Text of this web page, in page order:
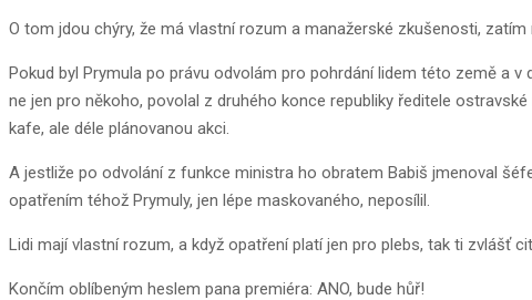
O tom jdou chýry, že má vlastní rozum a manažerské zkušenosti,
Pokud byl Prymula po právu odvolám pro pohrdání lidem této země a
ne jen pro někoho, povolal z druhého konce republiky ředitele
kafe, ale déle plánovanou akci.
A jestliže po odvolání z funkce ministra ho obratem Babiš jmenoval
opatřením téhož Prymuly, jen lépe maskovaného, neposílil.
Lidi mají vlastní rozum, a když opatření platí jen pro plebs, tak ti zvlášť
Končím oblíbeným heslem pana premiéra: ANO, bude hůř!